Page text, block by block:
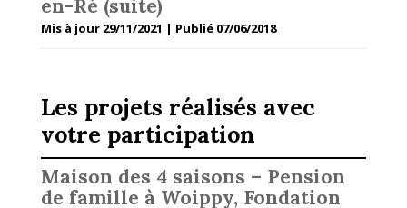
en-Ré (suite)
Mis à jour 29/11/2021 | Publié 07/06/2018
Les projets réalisés avec
votre participation
Maison des 4 saisons – Pension
de famille à Woippy, Fondation